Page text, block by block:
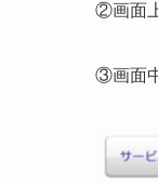
②画面
③画面